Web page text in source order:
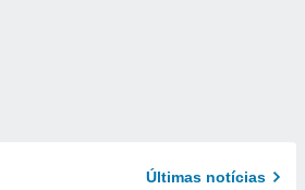
Últimas notícias